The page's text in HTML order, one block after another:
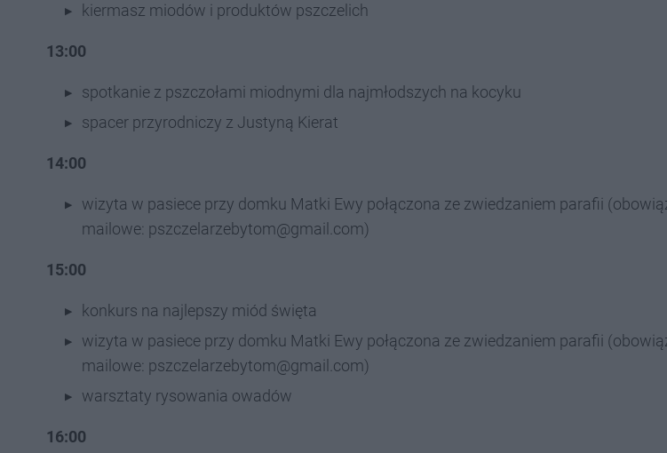
kiermasz miodów i produktów pszczelich
13:00
spotkanie z pszczołami miodnymi dla najmłodszych na kocyku
spacer przyrodniczy z Justyną Kierat
14:00
wizyta w pasiece przy domku Matki Ewy połączona ze zwiedzaniem parafii
mailowe: pszczelarzebytom@gmail.com)
15:00
konkurs na najlepszy miód święta
wizyta w pasiece przy domku Matki Ewy połączona ze zwiedzaniem parafii
mailowe: pszczelarzebytom@gmail.com)
warsztaty rysowania owadów
16:00